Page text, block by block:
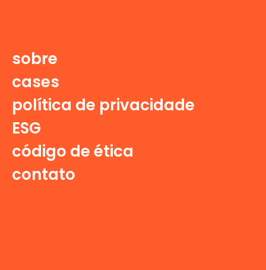
sobre
cases
política de privacidade
ESG
código de ética
contato